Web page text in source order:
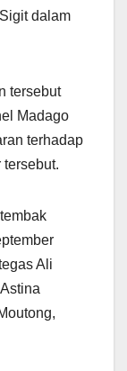
dalam
tersebut
Madago
terhadap
Ali